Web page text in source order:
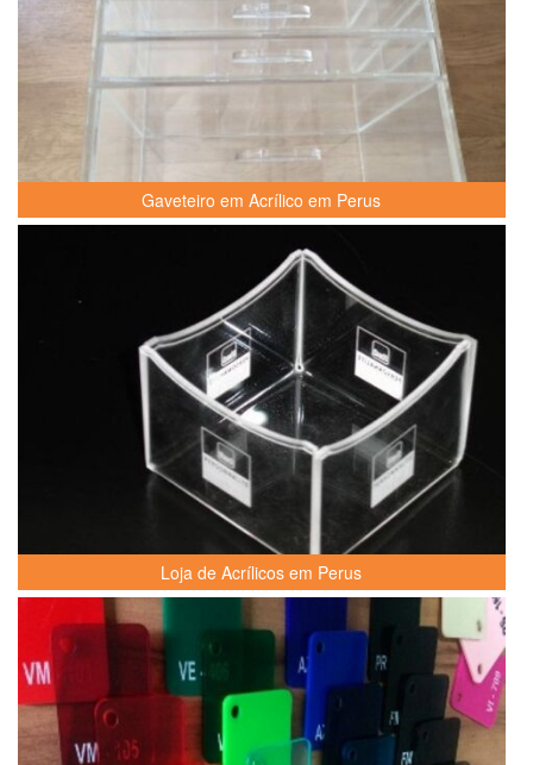
Gaveteiro em Acrílico em Perus
Loja de Acrílicos em Perus